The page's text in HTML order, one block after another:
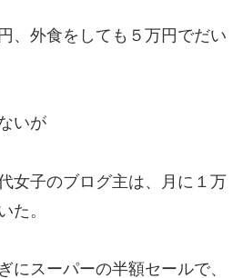
、外食をしても５万円でだい
いが
女子のブログ主は、月に１万
た。
にスーパーの半額セールで、